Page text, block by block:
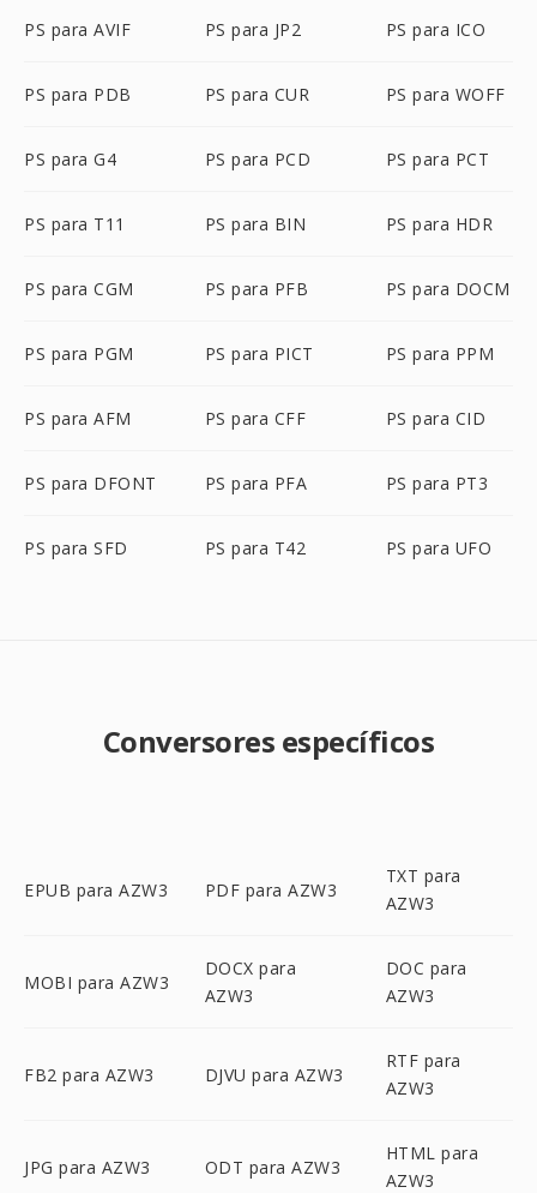
PS para AVIF PS para JP2 PS para ICO
PS para PDB PS para CUR PS para WOFF
PS para G4 PS para PCD PS para PCT
PS para T11 PS para BIN PS para HDR
PS para CGM PS para PFB PS para DOCM
PS para PGM PS para PICT PS para PPM
PS para AFM PS para CFF PS para CID
PS para DFONT PS para PFA PS para PT3
PS para SFD PS para T42 PS para UFO
Conversores específicos
EPUB para AZW3 PDF para AZW3
TXT para
AZW3
MOBI para AZW3
DOCX para
AZW3
DOC para
AZW3
FB2 para AZW3 DJVU para AZW3
RTF para
AZW3
JPG para AZW3 ODT para AZW3
HTML para
AZW3